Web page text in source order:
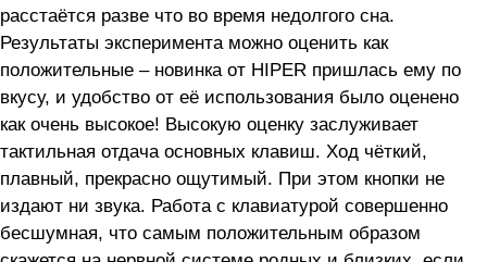
расстаётся разве что во время недолгого сна.
Результаты эксперимента можно оценить как
положительные – новинка от HIPER пришлась ему по
вкусу, и удобство от её использования было оценено
как очень высокое! Высокую оценку заслуживает
тактильная отдача основных клавиш. Ход чёткий,
плавный, прекрасно ощутимый. При этом кнопки не
издают ни звука. Работа с клавиатурой совершенно
бесшумная, что самым положительным образом